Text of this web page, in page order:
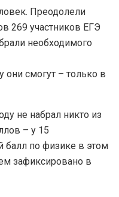
Преодолели
269 участников ЕГЭ
необходимого
они смогут – только в
не набрал никто из
– у 15
балл по физике в этом
зафиксировано в